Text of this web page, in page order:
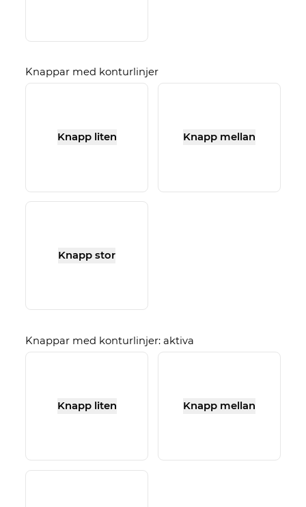
Knappar med konturlinjer
Knapp liten Knapp mellan
Knapp stor
Knappar med konturlinjer: aktiva
Knapp liten Knapp mellan